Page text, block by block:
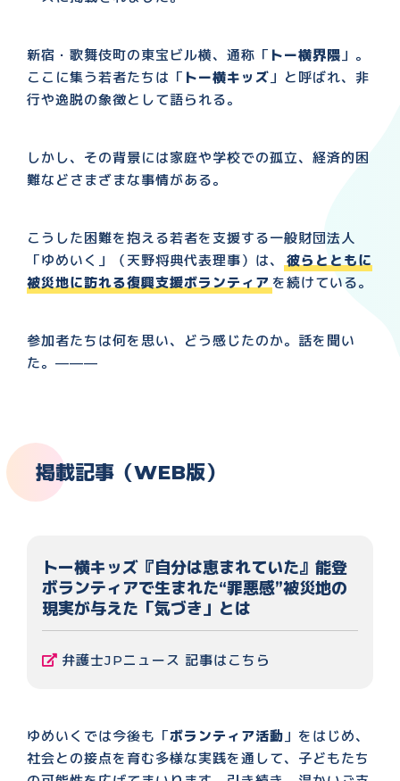
新宿・歌舞伎町の東宝ビル横、通称「 トー横界隈 」。
ここに集う若者たちは「 トー横キッズ 」と呼ばれ、非
行や逸脱の象徴として語られる。
しかし、その背景には家庭や学校での孤立、経済的困
難などさまざまな事情がある。
こうした困難を抱える若者を支援する一般財団法人
「ゆめいく」（天野将典代表理事）は、
彼らとともに
被災地に訪れる復興支援ボランティア を続けている。
参加者たちは何を思い、どう感じたのか。話を聞い
た。———
掲載記事（WEB版）
トー横キッズ『自分は恵まれていた』能登
ボランティアで生まれた“罪悪感”被災地の
現実が与えた「気づき」とは
弁護士JPニュース 記事はこちら
ゆめいくでは今後も「ボランティア活動 」をはじめ、
社会との接点を育む多様な実践を通して、子どもたち